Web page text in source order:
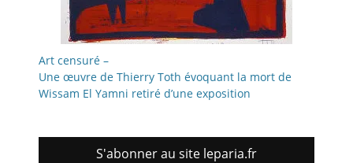
Art censuré –
Une œuvre de Thierry Toth évoquant la mort de
Wissam El Yamni retiré d’une exposition
S'abonner au site leparia.fr